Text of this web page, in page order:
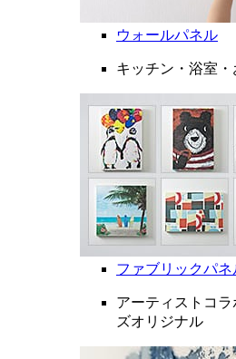
ウォールパネル
キッチン・浴室
ファブリックパネ
アーティストコ
ズオリジナル